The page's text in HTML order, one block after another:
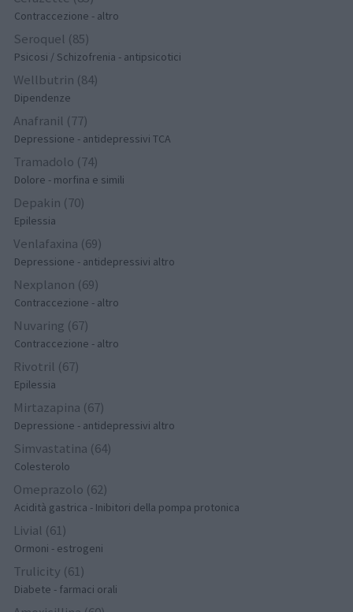
Contraccezione - altro
Seroquel (85)
Psicosi / Schizofrenia - antipsicotici
Wellbutrin (84)
Dipendenze
Anafranil (77)
Depressione - antidepressivi TCA
Tramadolo (74)
Dolore - morfina e simili
Depakin (70)
Epilessia
Venlafaxina (69)
Depressione - antidepressivi altro
Nexplanon (69)
Contraccezione - altro
Nuvaring (67)
Contraccezione - altro
Rivotril (67)
Epilessia
Mirtazapina (67)
Depressione - antidepressivi altro
Simvastatina (64)
Colesterolo
Omeprazolo (62)
Acidità gastrica - Inibitori della pompa protonica
Livial (61)
Ormoni - estrogeni
Trulicity (61)
Diabete - farmaci orali